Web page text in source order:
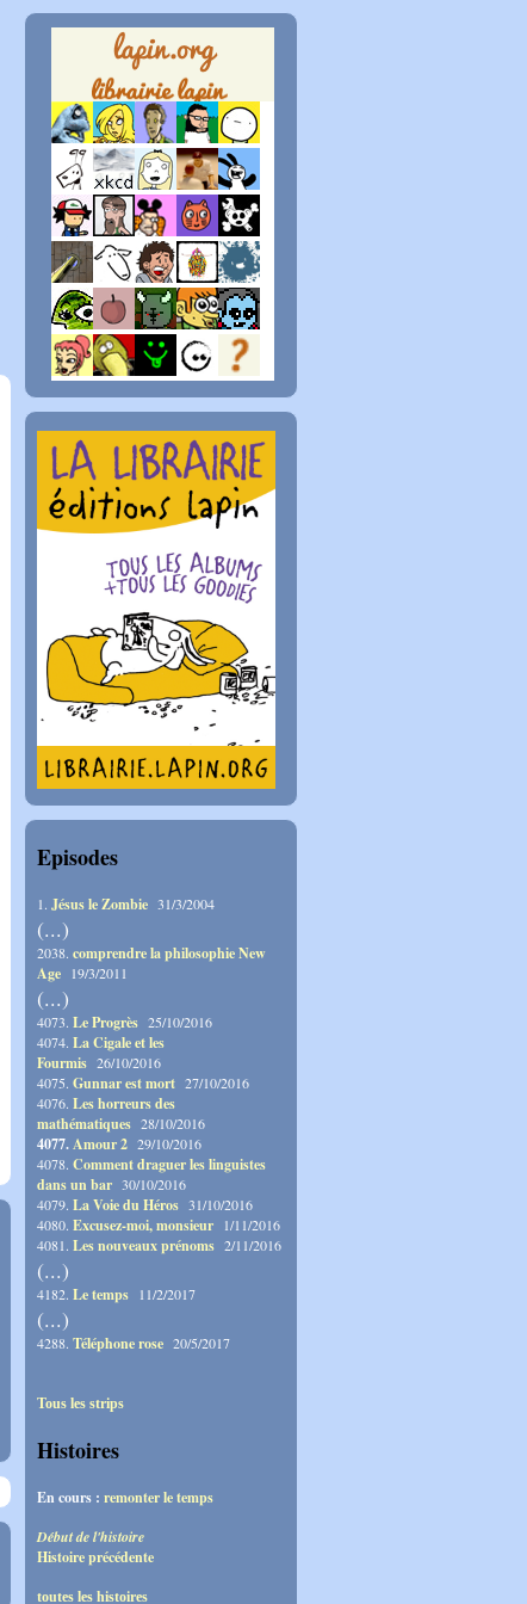
Episodes
1. Jésus le Zombie 31/3/2004
(...)
2038. comprendre la philosophie New
Age 19/3/2011
(...)
4073. Le Progrès 25/10/2016
4074. La Cigale et les
Fourmis 26/10/2016
4075. Gunnar est mort 27/10/2016
4076. Les horreurs des
mathématiques 28/10/2016
4077.Amour 2 29/10/2016
4078. Comment draguer les linguistes
dans un bar 30/10/2016
4079. La Voie du Héros 31/10/2016
4080. Excusez-moi, monsieur 1/11/2016
4081. Les nouveaux prénoms 2/11/2016
(...)
4182. Le temps 11/2/2017
(...)
4288. Téléphone rose 20/5/2017
Tous les strips
Histoires
En cours : remonter le temps
Début de l'histoire
Histoire précédente
toutes les histoires